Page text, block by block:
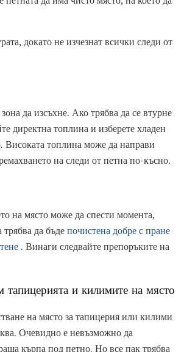
докато не изчезнат всички следи от
да изсъхне. Ако трябва да се втурне
директна топлина и изберете хладен
Високата топлина може да направи
на следи от петна по-късно.
на място може да спести момента,
трябва да бъде почистена добре с пране
. Винаги следвайте препоръките на
тапицерията и килимите на място
на място за тапицерия или килими
Очевидно е невъзможно да
кърпа под петно. Но все пак трябва